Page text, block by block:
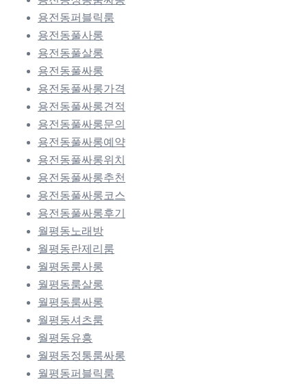
용전동퍼블릭룸
용전동풀사롱
용전동풀살롱
용전동풀싸롱
용전동풀싸롱가격
용전동풀싸롱견적
용전동풀싸롱문의
용전동풀싸롱예약
용전동풀싸롱위치
용전동풀싸롱추천
용전동풀싸롱코스
용전동풀싸롱후기
월평동노래방
월평동란제리룸
월평동룸사롱
월평동룸살롱
월평동룸싸롱
월평동셔츠룸
월평동유흥
월평동정통룸싸롱
월평동퍼블릭룸